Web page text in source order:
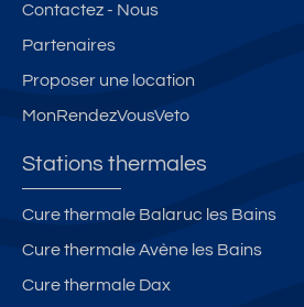
Contactez - Nous
Partenaires
Proposer une location
MonRendezVousVeto
Stations thermales
Cure thermale Balaruc les Bains
Cure thermale Avène les Bains
Cure thermale Dax